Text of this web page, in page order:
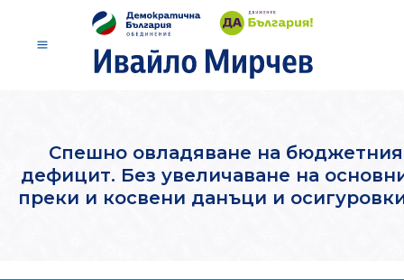
Спешно овладяване на бюджетния
дефицит. Без увеличаване на
преки и косвени данъци и